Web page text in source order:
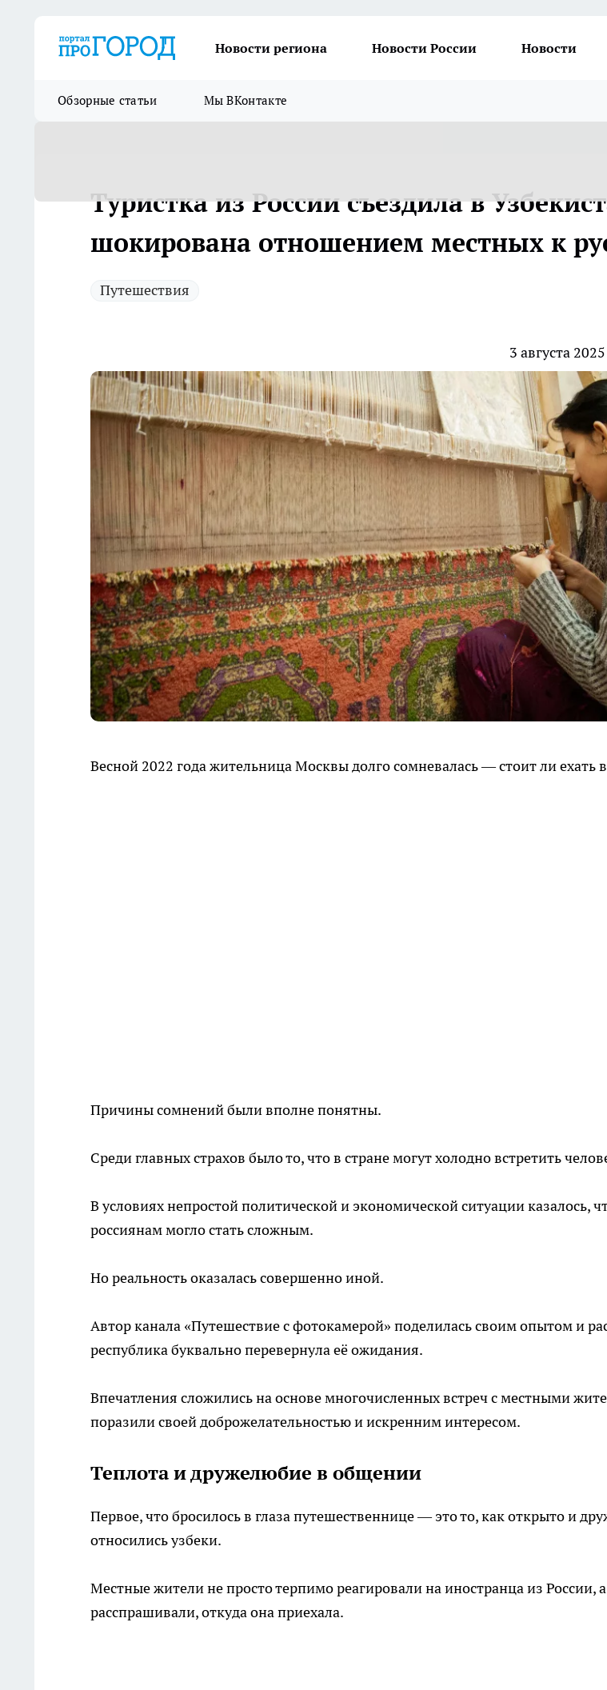
Новости региона Новости России Новости
Обзорные статьи Мы ВКонтакте
Туристка из России съездила в
шокирована отношением местных к
Путешествия
3 августа 2025
Весной 2022 года жительница Москвы долго сомневалась — стоит ли ехать
Причины сомнений были вполне понятны.
Среди главных страхов было то, что в стране могут холодно встретить
В условиях непростой политической и экономической ситуации казалось,
россиянам могло стать сложным.
Но реальность оказалась совершенно иной.
Автор канала «Путешествие с фотокамерой» поделилась своим опытом и
республика буквально перевернула её ожидания.
Впечатления сложились на основе многочисленных встреч с местными
поразили своей доброжелательностью и искренним интересом.
Теплота и дружелюбие в общении
Первое, что бросилось в глаза путешественнице — это то, как открыто и
относились узбеки.
Местные жители не просто терпимо реагировали на иностранца из России,
расспрашивали, откуда она приехала.